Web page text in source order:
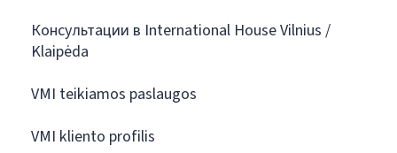
Консультации в International House Vilnius /
Klaipėda
VMI teikiamos paslaugos
VMI kliento profilis